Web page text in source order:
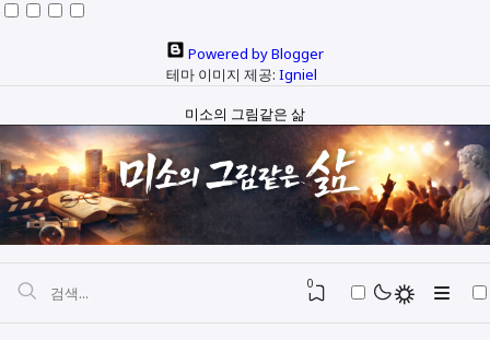
Powered by Blogger
테마 이미지 제공:Igniel
미소의 그림같은 삶
0